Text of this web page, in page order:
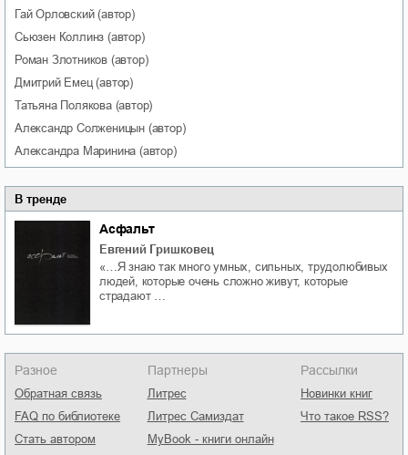
Гай Орловский(автор)
Сьюзен Коллинз (автор)
Роман Злотников (автор)
Дмитрий Емец(автор)
Татьяна Полякова(автор)
Александр Солженицын (автор)
Александра Маринина (автор)
В тренде
Асфальт
Евгений Гришковец
«…Я знаю так много умных, сильных, трудолюбивых
людей, которые очень сложно живут, которые
страдают …
Разное
Обратная связь
FAQ по библиотеке
Стать автором
Партнеры
Литрес
Литрес Самиздат
MyBook - книги онлайн
Рассылки
Новинки книг
Что такое RSS?